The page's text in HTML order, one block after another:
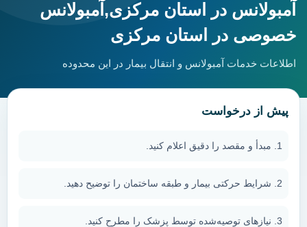
آمبولانس در استان مرکزی,آمبولانس
خصوصی در استان مرکزی
اطلاعات خدمات آمبولانس و انتقال بیمار در این محدوده
پیش از درخواست
مبدأ و مقصد را دقیق اعلام کنید.
شرایط حرکتی بیمار و طبقه ساختمان را توضیح دهید.
نیازهای توصیه‌شده توسط پزشک را مطرح کنید.